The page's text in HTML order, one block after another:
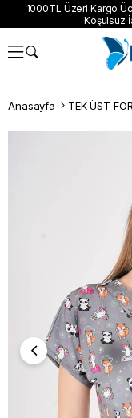
1000TL Üzeri Kargo
Koşulsuz
Anasayfa TEK ÜST